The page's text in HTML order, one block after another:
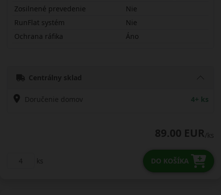
Zosilnené prevedenie
Nie
RunFlat systém
Nie
Ochrana ráfika
Áno
Centrálny sklad
Doručenie domov 4+ ks
89.00 EUR/ks
ks DO KOŠÍKA